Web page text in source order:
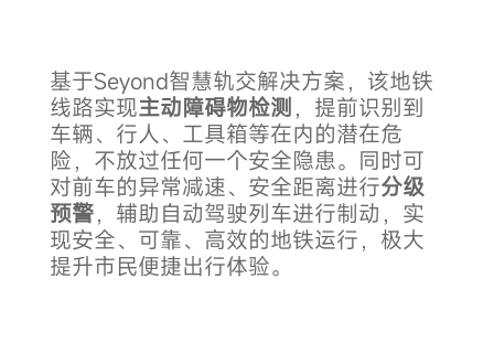
基于Seyond智慧轨交解决方案，该地铁
线路实现主动障碍物检测 ，提前识别到
车辆、行人、工具箱等在内的潜在危
险，不放过任何一个安全隐患。同时可
对前车的异常减速、安全距离进行分级
预警，辅助自动驾驶列车进行制动，实
现安全、可靠、高效的地铁运行，极大
提升市民便捷出行体验。